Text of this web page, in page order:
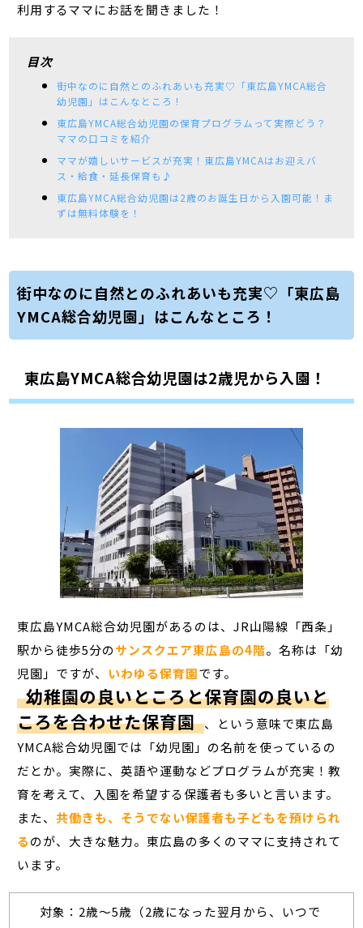
利用するママにお話を聞きました！
目次
街中なのに自然とのふれあいも充実♡「東広島YMCA総合
幼児園」はこんなところ！
東広島YMCA総合幼児園の保育プログラムって実際どう？
ママの口コミを紹介
ママが嬉しいサービスが充実！東広島YMCAはお迎えバ
ス・給食・延長保育も♪
東広島YMCA総合幼児園は2歳のお誕生日から入園可能！ま
ずは無料体験を！
街中なのに自然とのふれあいも充実♡「東広島
YMCA総合幼児園」はこんなところ！
東広島YMCA総合幼児園は2歳児から入園！
東広島YMCA総合幼児園があるのは、JR山陽線「西条」
駅から徒歩5分のサンスクエア東広島の4階。名称は「幼
児園」ですが、 いわゆる保育園です。
幼稚園の良いところと保育園の良いと
ころを合わせた保育園 、という意味で東広島
YMCA総合幼児園では「幼児園」の名前を使っているの
だとか。実際に、英語や運動などプログラムが充実！教
育を考えて、入園を希望する保護者も多いと言います。
また、共働きも、そうでない保護者も子どもを預けられ
るのが、大きな魅力。東広島の多くのママに支持されて
います。
対象：2歳～5歳（2歳になった翌月から、いつで